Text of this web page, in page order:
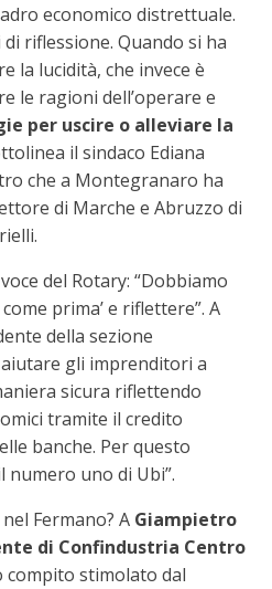
economico distrettuale.
riflessione. Quando si ha
la lucidità, che invece è
le ragioni dell’operare e
per uscire o alleviare la
il sindaco Ediana
che a Montegranaro ha
di Marche e Abruzzo di
del Rotary: “Dobbiamo
prima’ e riflettere”. A
della sezione
gli imprenditori a
sicura riflettendo
tramite il credito
banche. Per questo
numero uno di Ubi”.
Fermano? A Giampietro
di Confindustria Centro
compito stimolato dal